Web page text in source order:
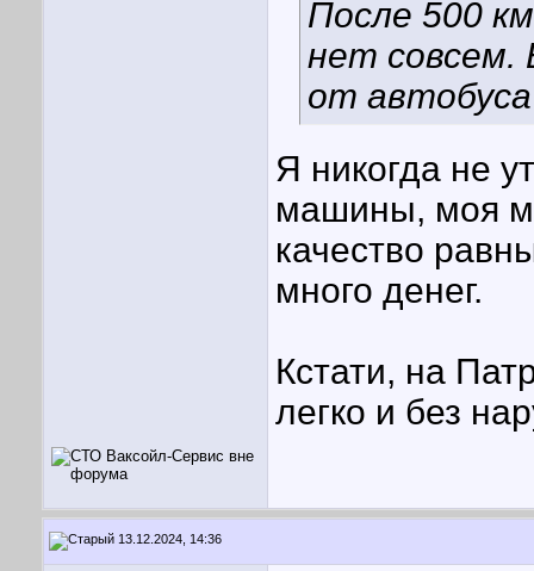
После 500
нет совсем.
от
Я никогда не
машины, моя
качество
много денег.
Кстати, на
легко и без
13.12.2024, 14:36